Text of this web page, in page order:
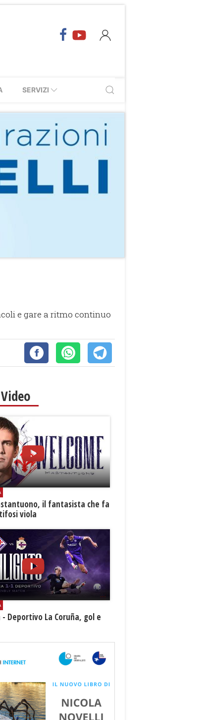
SERVIZI
e gare a ritmo continuo
il fantasista che fa
viola
Deportivo La Coruña, gol e